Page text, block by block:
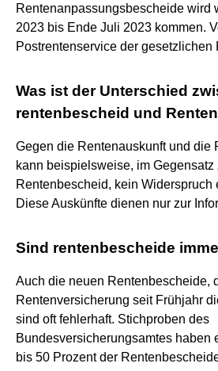
Rentenanpassungsbescheide wird
2023 bis Ende Juli 2023 kommen.
Postrentenservice der gesetzlichen
Was ist der Unterschied
rentenbescheid und
Gegen die Rentenauskunft und die
kann beispielsweise, im Gegensatz
Rentenbescheid, kein Widerspruch
Diese Auskünfte dienen nur zur
Sind rentenbescheide
Auch die neuen Rentenbescheide,
Rentenversicherung seit Frühjahr
sind oft fehlerhaft. Stichproben des
Bundesversicherungsamtes haben
bis 50 Prozent der